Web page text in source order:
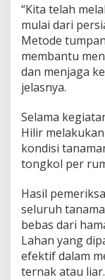
“Kita telah
mulai dari
Metode
membantu
dan menjaga
jelasnya.
Selama
Hilir
kondisi
tongkol per
Hasil
seluruh
bebas dari
Lahan yang
efektif dalam
ternak atau liar.